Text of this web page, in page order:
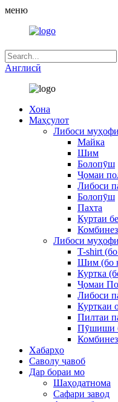
меню
Англисӣ
Хона
Маҳсулот
Либоси
Майка
Шим
Болопӯш
Ҷомаи
Либоси
Болопӯш
Пахта
Куртаи
Либоси
T-shirt
Шим (бо
Куртка
Ҷомаи
Либоси
Курткаи
Пилтаи
Пӯшиши
Хабарҳо
Саволу ҷавоб
Дар бораи мо
Шаҳодатнома
Сафари завод